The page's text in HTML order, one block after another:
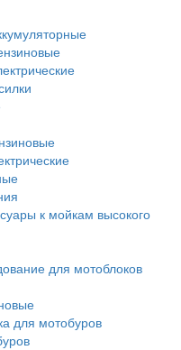
к мойкам высокого
для мотоблоков
для мотобуров